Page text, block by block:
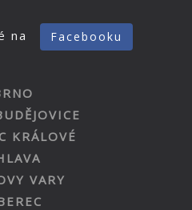
na Facebooku
KRÁLOVÉ
VARY